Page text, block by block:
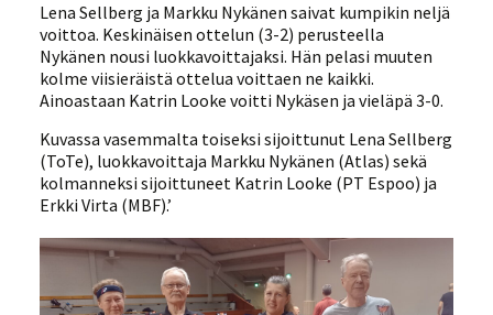
Lena Sellberg ja Markku Nykänen saivat kumpikin neljä
voittoa. Keskinäisen ottelun (3-2) perusteella
Nykänen nousi luokkavoittajaksi. Hän pelasi muuten
kolme viisieräistä ottelua voittaen ne kaikki.
Ainoastaan Katrin Looke voitti Nykäsen ja vieläpä 3-0.
Kuvassa vasemmalta toiseksi sijoittunut Lena Sellberg
(ToTe), luokkavoittaja Markku Nykänen (Atlas) sekä
kolmanneksi sijoittuneet Katrin Looke (PT Espoo) ja
Erkki Virta (MBF).’